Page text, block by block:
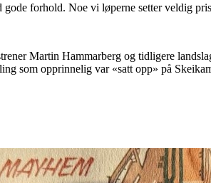
forhold. Noe vi løperne setter veldig
Martin Hammarberg og tidligere
som opprinnelig var «satt opp» på